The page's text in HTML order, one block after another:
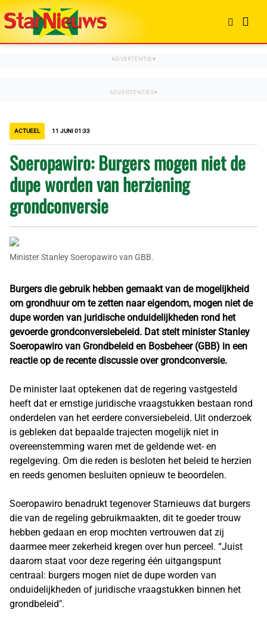
ACTUEEL 11 JUNI 01:33
Soeropawiro: Burgers mogen niet de
dupe worden van herziening
grondconversie
Minister Stanley Soeropawiro van GBB.
Burgers die gebruik hebben gemaakt van de mogelijkheid
om grondhuur om te zetten naar eigendom, mogen niet de
dupe worden van juridische onduidelijkheden rond het
gevoerde grondconversiebeleid. Dat stelt minister Stanley
Soeropawiro van Grondbeleid en Bosbeheer (GBB) in een
reactie op de recente discussie over grondconversie.
De minister laat optekenen dat de regering vastgesteld
heeft dat er ernstige juridische vraagstukken bestaan rond
onderdelen van het eerdere conversiebeleid. Uit onderzoek
is gebleken dat bepaalde trajecten mogelijk niet in
overeenstemming waren met de geldende wet- en
regelgeving. Om die reden is besloten het beleid te herzien
en reeds genomen besluiten opnieuw te beoordelen.
Soeropawiro benadrukt tegenover Starnieuws dat burgers
die van de regeling gebruikmaakten, dit te goeder trouw
hebben gedaan en erop mochten vertrouwen dat zij
daarmee meer zekerheid kregen over hun perceel. “Juist
daarom staat voor deze regering één uitgangspunt
centraal: burgers mogen niet de dupe worden van
onduidelijkheden of juridische vraagstukken binnen het
grondbeleid".